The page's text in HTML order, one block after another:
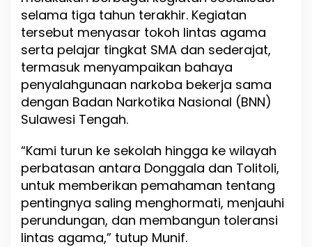
selama tiga tahun terakhir. Kegiatan
tersebut menyasar tokoh lintas agama
serta pelajar tingkat SMA dan sederajat,
termasuk menyampaikan bahaya
penyalahgunaan narkoba bekerja sama
dengan Badan Narkotika Nasional (BNN)
Sulawesi Tengah.
“Kami turun ke sekolah hingga ke wilayah
perbatasan antara Donggala dan Tolitoli,
untuk memberikan pemahaman tentang
pentingnya saling menghormati, menjauhi
perundungan, dan membangun toleransi
lintas agama,” tutup Munif.